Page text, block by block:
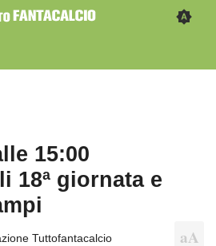
15:00
18ª giornata e
Tuttofantacalcio